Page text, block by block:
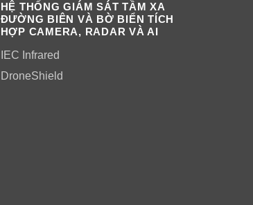
HỆ THỐNG GIÁM SÁT TẦM XA
ĐƯỜNG BIÊN VÀ BỜ BIỂN TÍCH
HỢP CAMERA, RADAR VÀ AI
IEC Infrared
DroneShield